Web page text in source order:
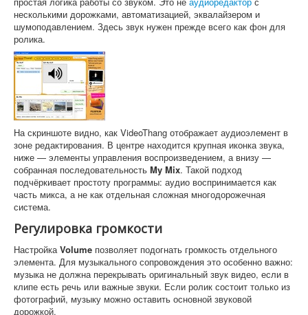
несколькими дорожками, автоматизацией, эквалайзером и
шумоподавлением. Здесь звук нужен прежде всего как фон для
ролика.
На скриншоте видно, как VideoThang отображает аудиоэлемент в
зоне редактирования. В центре находится крупная иконка звука,
ниже — элементы управления воспроизведением, а внизу —
собранная последовательность My Mix. Такой подход
подчёркивает простоту программы: аудио воспринимается как
часть микса, а не как отдельная сложная многодорожечная
система.
Регулировка громкости
НастройкаVolume позволяет подогнать громкость отдельного
элемента. Для музыкального сопровождения это особенно важно:
музыка не должна перекрывать оригинальный звук видео, если в
клипе есть речь или важные звуки. Если ролик состоит только из
фотографий, музыку можно оставить основной звуковой
дорожкой.